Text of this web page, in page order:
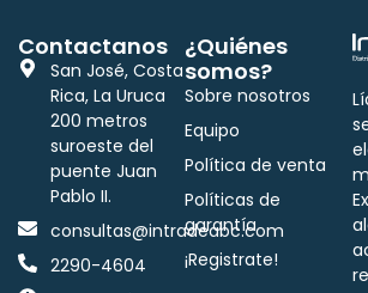
¿Quiénes
somos?
Sobre nosotros
Equipo
Política de venta
Políticas de
garantía
¡Registrate!
Contactanos
San José, Costa
Rica, La Uruca
200 metros
suroeste del
puente Juan
Pablo II.
consultas@intradeabc.com
2290-4604